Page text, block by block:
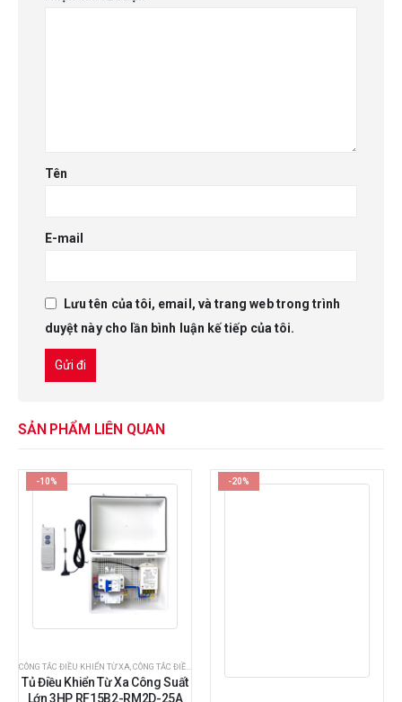
Tên
E-mail
Lưu tên của tôi, email, và trang web trong trình
duyệt này cho lần bình luận kế tiếp của tôi.
SẢN PHẨM LIÊN QUAN
,ĐIỀU KHIỂN BẰNG REMOTE
-10%
CÔNG TẮC ĐIỀU KHIỂN TỪ XA,CÔNG TẮC ĐIỀU KHIỂN TỪ XA BẰNG REMOTE
Tủ Điều Khiển Từ Xa Công Suất
Lớn 3HP RF15B2-RM2D-25A
-20%